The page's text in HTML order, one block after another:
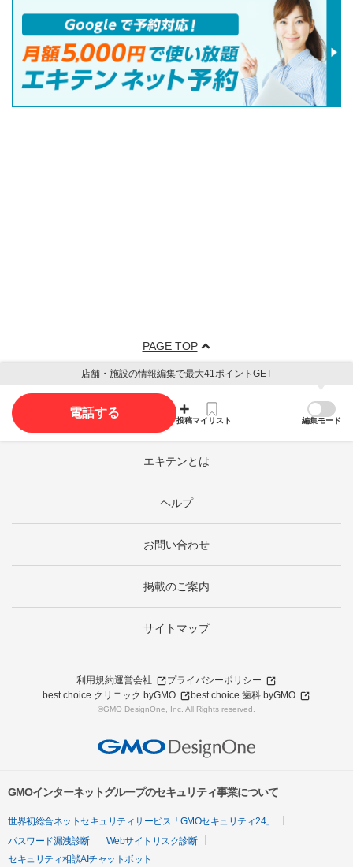
PAGE TOP
店舗・施設の情報編集で最大41ポイントGET
電話する
投稿マイリスト 編集モード
エキテンとは
ヘルプ
お問い合わせ
掲載のご案内
サイトマップ
利用規約運営会社
プライバシーポリシー
best choice クリニック byGMO
best choice 歯科 byGMO
©GMO DesignOne, Inc. All Rights reserved.
GMOインターネットグループのセキュリティ事業について
世界初総合ネットセキュリティサービス「GMOセキュリティ24」
パスワード漏洩診断
Webサイトリスク診断
セキュリティ相談AIチャットボット